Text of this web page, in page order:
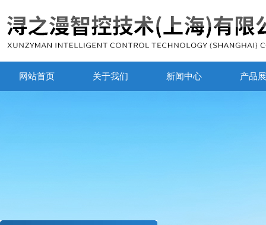
网站首页 关于我们 新闻中心 产品